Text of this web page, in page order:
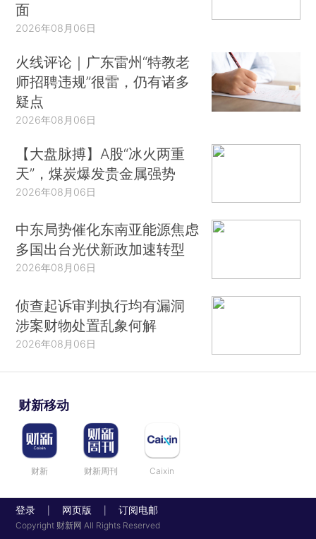
面
2026年08月06日
火线评论｜广东雷州“特教老
师招聘违规”很雷，仍有诸多
疑点
2026年08月06日
【大盘脉搏】A股“冰火两重
天”，煤炭爆发贵金属强势
2026年08月06日
中东局势催化东南亚能源焦虑
多国出台光伏新政加速转型
2026年08月06日
侦查起诉审判执行均有漏洞
涉案财物处置乱象何解
2026年08月06日
财新移动
财新 财新周刊 Caixin
登录 网页版 订阅电邮
Copyright 财新网 All Rights Reserved